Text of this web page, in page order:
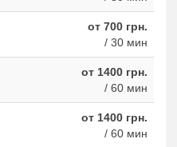
от 700 грн.
/ 30 мин
от 1400 грн.
/ 60 мин
от 1400 грн.
/ 60 мин